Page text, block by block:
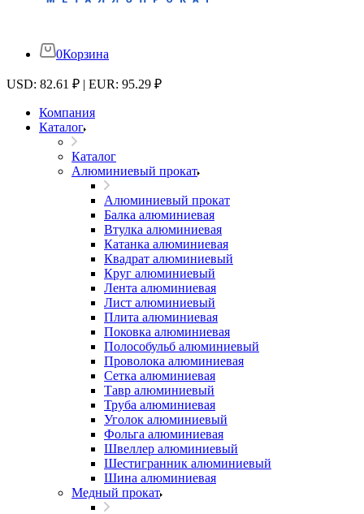
0Корзина
USD: 82.61 ₽ | EUR: 95.29 ₽
Компания
Каталог
Каталог
Алюминиевый прокат
Алюминиевый прокат
Балка алюминиевая
Втулка алюминиевая
Катанка алюминиевая
Квадрат алюминиевый
Круг алюминиевый
Лента алюминиевая
Лист алюминиевый
Плита алюминиевая
Поковка алюминиевая
Полособульб алюминиевый
Проволока алюминиевая
Сетка алюминиевая
Тавр алюминиевый
Труба алюминиевая
Уголок алюминиевый
Фольга алюминиевая
Швеллер алюминиевый
Шестигранник алюминиевый
Шина алюминиевая
Медный прокат